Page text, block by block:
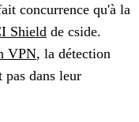
concurrence qu'à la
Shield de cside.
VPN, la détection
pas dans leur